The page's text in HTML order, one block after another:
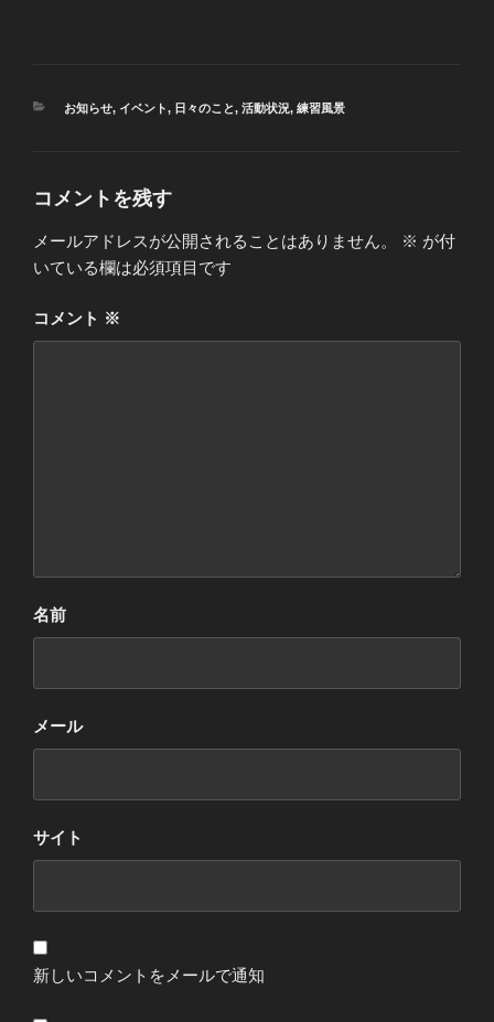
カ
お知らせ, イベント, 日々のこと, 活動状況, 練習風景
コメントを残す
メールアドレスが公開されることはありません。 ※ が付
いている欄は必須項目です
コメント ※
名前
メール
サイト
新しいコメントをメールで通知